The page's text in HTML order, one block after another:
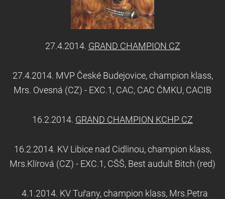
27.4.2014. GRAND CHAMPION CZ
27.4.2014. MVP České Budejovice, champion klass,
Mrs. Ovesná (CZ) - EXC.1, CAC, CAC ČMKU, CACIB
16.2.2014. GRAND CHAMPION KCHP CZ
16.2.2014. KV Libice nad Cidlinou, champion klass,
Mrs.Klírová (CZ) - EXC.1, CŠŠ, Best audult Bitch (red)
4.1.2014. KV Tuřany, champion klass, Mrs.Petra